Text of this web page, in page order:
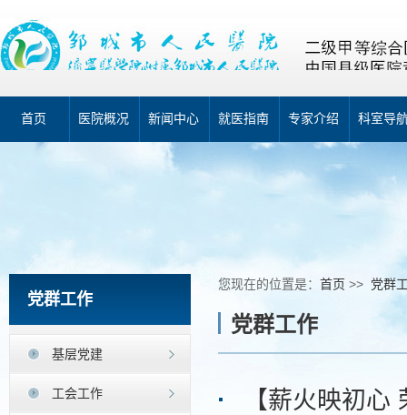
首页 医院概况 新闻中心 就医指南 专家介绍 科室导
党群工作
基层党建
工会工作
您现在的位置是： 首页 >> 党群
党群工作
【薪火映初